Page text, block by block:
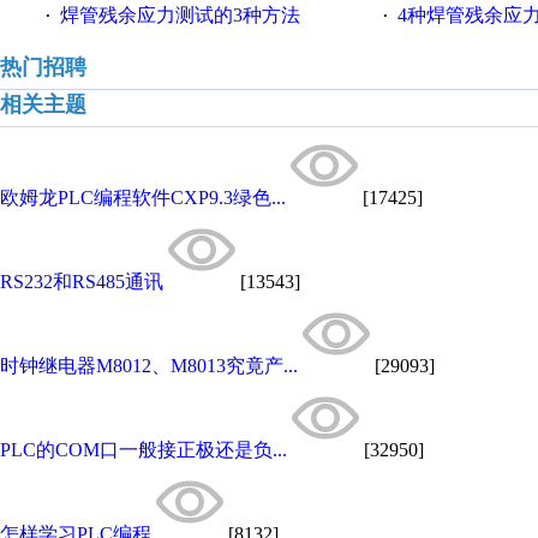
· 焊管残余应力测试的3种方法 · 4种焊管残余应
热门招聘
相关主题
欧姆龙PLC编程软件CXP9.3绿色... [17425]
RS232和RS485通讯 [13543]
时钟继电器M8012、M8013究竟产... [29093]
PLC的COM口一般接正极还是负... [32950]
怎样学习PLC编程 [8132]